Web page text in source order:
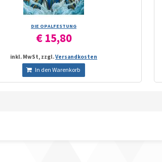
DIE OPALFESTUNG
€ 15,80
inkl. MwSt, zzgl.Versandkosten
In den Warenkorb